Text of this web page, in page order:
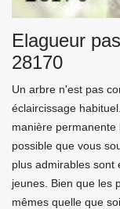
Elagueur
28170
Un arbre n'est pas
éclaircissage
manière permanente
possible que vous
plus admirables sont
jeunes. Bien que les
mêmes quelle que